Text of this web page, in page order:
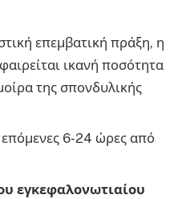
επεμβατική πράξη, η
ικανή ποσότητα
της σπονδυλικής
επόμενες 6-24 ώρες από
εγκεφαλονωτιαίου